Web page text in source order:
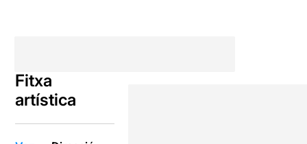
Fitxa
artística